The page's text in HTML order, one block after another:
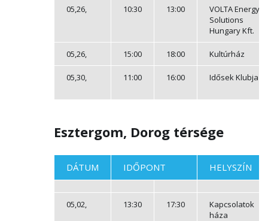
05,26, 10:30 13:00
VOLTA Energy
Solutions
Hungary Kft.
05,26, 15:00 18:00 Kultúrház
05,30, 11:00 16:00 Idősek Klubja
Esztergom, Dorog térsége
DÁTUM IDŐPONT HELYSZÍN
05,02, 13:30 17:30
Kapcsolatok
háza